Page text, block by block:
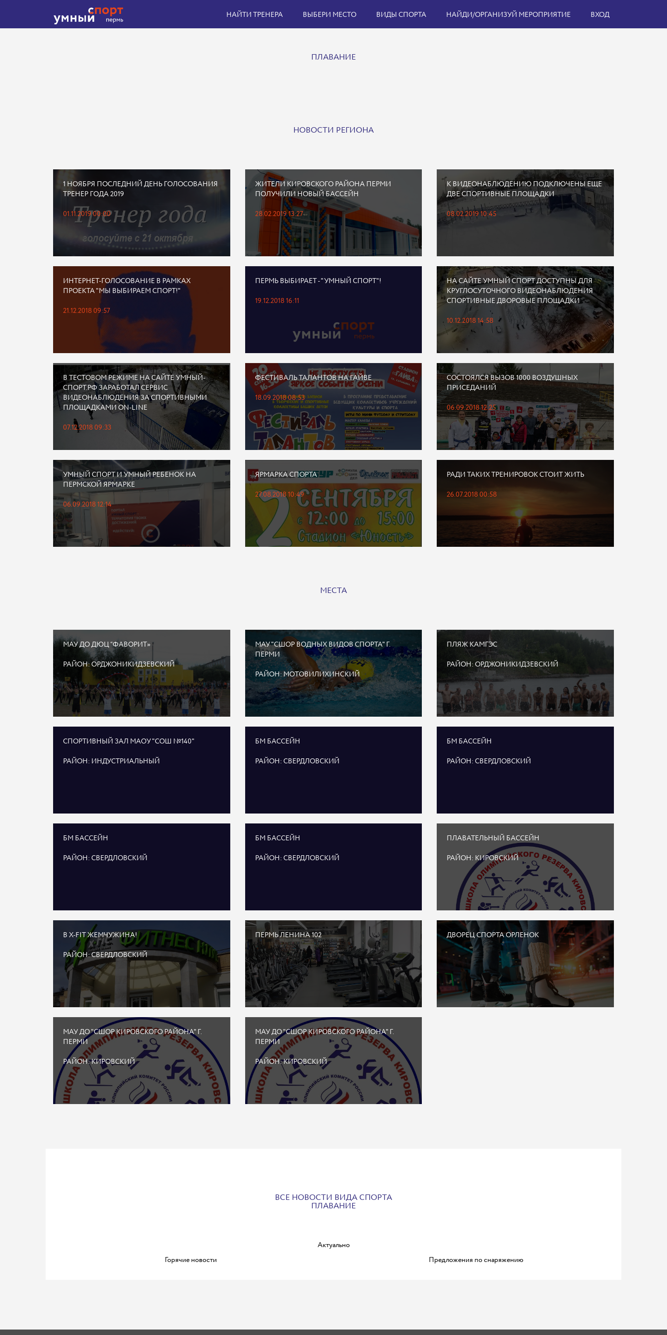
НАЙТИ ТРЕНЕРА ВЫБЕРИ МЕСТО ВИДЫ СПОРТА НАЙДИ/ОРГАНИЗУЙ МЕРОПРИЯТИЕ ВХОД
ПЛАВАНИЕ
НОВОСТИ РЕГИОНА
1 НОЯБРЯ ПОСЛЕДНИЙ ДЕНЬ ГОЛОСОВАНИЯ
ТРЕНЕР ГОДА 2019
01.11.2019 00:00
ЖИТЕЛИ КИРОВСКОГО РАЙОНА ПЕРМИ
ПОЛУЧИЛИ НОВЫЙ БАССЕЙН
28.02.2019 13:27
К ВИДЕОНАБЛЮДЕНИЮ ПОДКЛЮЧЕНЫ ЕЩЕ
ДВЕ СПОРТИВНЫЕ ПЛОЩАДКИ
08.02.2019 10:45
ИНТЕРНЕТ-ГОЛОСОВАНИЕ В РАМКАХ
ПРОЕКТА "МЫ ВЫБИРАЕМ СПОРТ!"
21.12.2018 09:57
ПЕРМЬ ВЫБИРАЕТ - "УМНЫЙ СПОРТ"!
19.12.2018 16:11
НА САЙТЕ УМНЫЙ СПОРТ ДОСТУПНЫ ДЛЯ
КРУГЛОСУТОЧНОГО ВИДЕОНАБЛЮДЕНИЯ
СПОРТИВНЫЕ ДВОРОВЫЕ ПЛОЩАДКИ
10.12.2018 14:58
В ТЕСТОВОМ РЕЖИМЕ НА САЙТЕ УМНЫЙ-
СПОРТ.РФ ЗАРАБОТАЛ СЕРВИС
ВИДЕОНАБЛЮДЕНИЯ ЗА СПОРТИВНЫМИ
ПЛОЩАДКАМИ ON-LINE
07.12.2018 09:33
ФЕСТИВАЛЬ ТАЛАНТОВ НА ГАЙВЕ
18.09.2018 08:53
СОСТОЯЛСЯ ВЫЗОВ 1000 ВОЗДУШНЫХ
ПРИСЕДАНИЙ
06.09.2018 12:25
УМНЫЙ СПОРТ И УМНЫЙ РЕБЕНОК НА
ПЕРМСКОЙ ЯРМАРКЕ
06.09.2018 12:14
ЯРМАРКА СПОРТА
27.08.2018 10:49
РАДИ ТАКИХ ТРЕНИРОВОК СТОИТ ЖИТЬ
26.07.2018 00:58
МЕСТА
МАУ ДО ДЮЦ “ФАВОРИТ»
РАЙОН: ОРДЖОНИКИДЗЕВСКИЙ
МАУ "СШОР ВОДНЫХ ВИДОВ СПОРТА" Г.
ПЕРМИ
РАЙОН: МОТОВИЛИХИНСКИЙ
ПЛЯЖ КАМГЭС
РАЙОН: ОРДЖОНИКИДЗЕВСКИЙ
СПОРТИВНЫЙ ЗАЛ МАОУ "СОШ №140"
РАЙОН: ИНДУСТРИАЛЬНЫЙ
БМ БАССЕЙН
РАЙОН: СВЕРДЛОВСКИЙ
БМ БАССЕЙН
РАЙОН: СВЕРДЛОВСКИЙ
БМ БАССЕЙН
РАЙОН: СВЕРДЛОВСКИЙ
БМ БАССЕЙН
РАЙОН: СВЕРДЛОВСКИЙ
ПЛАВАТЕЛЬНЫЙ БАССЕЙН
РАЙОН: КИРОВСКИЙ
В X-FIT ЖЕМЧУЖИНА!
РАЙОН: СВЕРДЛОВСКИЙ
ПЕРМЬ ЛЕНИНА 102 ДВОРЕЦ СПОРТА ОРЛЕНОК
МАУ ДО "СШОР КИРОВСКОГО РАЙОНА" Г.
ПЕРМИ
РАЙОН: КИРОВСКИЙ
МАУ ДО "СШОР КИРОВСКОГО РАЙОНА" Г.
ПЕРМИ
РАЙОН: КИРОВСКИЙ
ВСЕ НОВОСТИ ВИДА СПОРТА
ПЛАВАНИЕ
Актуально
Горячие новости
Предложения по снаряжению